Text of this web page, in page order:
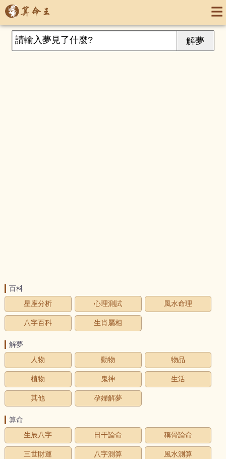
百科
星座分析
心理測試 風水命理
八字百科 生肖屬相
解夢
人物
動物 物品
植物 鬼神 生活
其他 孕婦解夢
算命
生辰八字
日干論命 稱骨論命
三世財運 八字測算 風水測算